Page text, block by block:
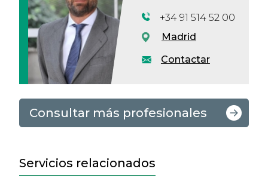
Contactar
+34 91 514 52 00
Madrid
Consultar más profesionales
Servicios relacionados